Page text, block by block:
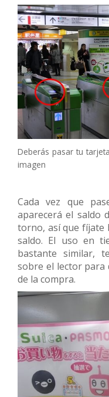
Deberás pasar tu
imagen
Cada vez que
aparecerá el saldo
torno, así que fíjate
saldo. El uso en
bastante similar,
sobre el lector para
de la compra.